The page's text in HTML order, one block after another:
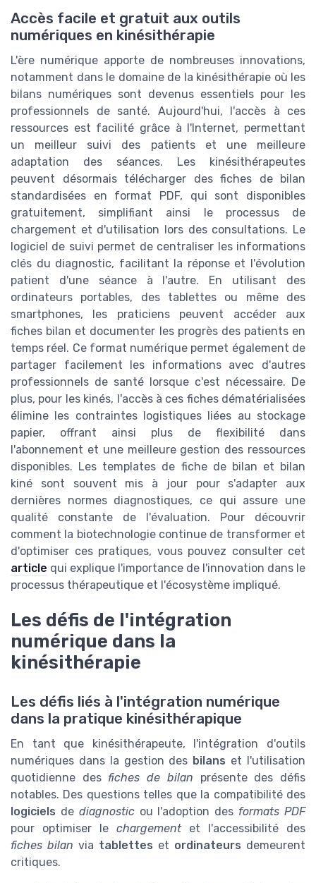
Accès facile et gratuit aux outils
numériques en kinésithérapie
L'ère numérique apporte de nombreuses innovations,
notamment dans le domaine de la kinésithérapie où les
bilans numériques sont devenus essentiels pour les
professionnels de santé. Aujourd'hui, l'accès à ces
ressources est facilité grâce à l'Internet, permettant
un meilleur suivi des patients et une meilleure
adaptation des séances. Les kinésithérapeutes
peuvent désormais télécharger des fiches de bilan
standardisées en format PDF, qui sont disponibles
gratuitement, simplifiant ainsi le processus de
chargement et d'utilisation lors des consultations. Le
logiciel de suivi permet de centraliser les informations
clés du diagnostic, facilitant la réponse et l'évolution
patient d'une séance à l'autre. En utilisant des
ordinateurs portables, des tablettes ou même des
smartphones, les praticiens peuvent accéder aux
fiches bilan et documenter les progrès des patients en
temps réel. Ce format numérique permet également de
partager facilement les informations avec d'autres
professionnels de santé lorsque c'est nécessaire. De
plus, pour les kinés, l'accès à ces fiches dématérialisées
élimine les contraintes logistiques liées au stockage
papier, offrant ainsi plus de flexibilité dans
l'abonnement et une meilleure gestion des ressources
disponibles. Les templates de fiche de bilan et bilan
kiné sont souvent mis à jour pour s'adapter aux
dernières normes diagnostiques, ce qui assure une
qualité constante de l'évaluation. Pour découvrir
comment la biotechnologie continue de transformer et
d'optimiser ces pratiques, vous pouvez consulter cet
article qui explique l'importance de l'innovation dans le
processus thérapeutique et l'écosystème impliqué.
Les défis de l'intégration
numérique dans la
kinésithérapie
Les défis liés à l'intégration numérique
dans la pratique kinésithérapique
En tant que kinésithérapeute, l'intégration d'outils
numériques dans la gestion des bilans et l'utilisation
quotidienne des fiches de bilan présente des défis
notables. Des questions telles que la compatibilité des
logiciels de diagnosticou l'adoption des formats PDF
pour optimiser le chargementet l'accessibilité des
fiches bilan via tablettes et ordinateurs demeurent
critiques.